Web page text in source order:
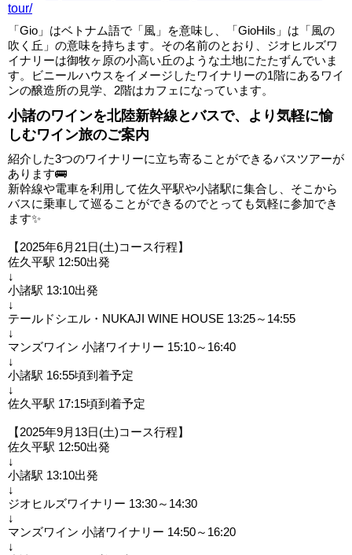
tour/
「Gio」はベトナム語で「風」を意味し、「GioHils」は「風の
吹く丘」の意味を持ちます。その名前のとおり、ジオヒルズワ
イナリーは御牧ヶ原の小高い丘のような土地にたたずんでいま
す。ビニールハウスをイメージしたワイナリーの1階にあるワイ
ンの醸造所の見学、2階はカフェになっています。
小諸のワインを北陸新幹線とバスで、より気軽に愉
しむワイン旅のご案内
紹介した3つのワイナリーに立ち寄ることができるバスツアーが
あります🚌
新幹線や電車を利用して佐久平駅や小諸駅に集合し、そこから
バスに乗車して巡ることができるのでとっても気軽に参加でき
ます✨
【2025年6月21日(土)コース行程】
佐久平駅 12:50出発
↓
小諸駅 13:10出発
↓
テールドシエル・NUKAJI WINE HOUSE 13:25～14:55
↓
マンズワイン 小諸ワイナリー 15:10～16:40
↓
小諸駅 16:55頃到着予定
↓
佐久平駅 17:15頃到着予定
【2025年9月13日(土)コース行程】
佐久平駅 12:50出発
↓
小諸駅 13:10出発
↓
ジオヒルズワイナリー 13:30～14:30
↓
マンズワイン 小諸ワイナリー 14:50～16:20
↓